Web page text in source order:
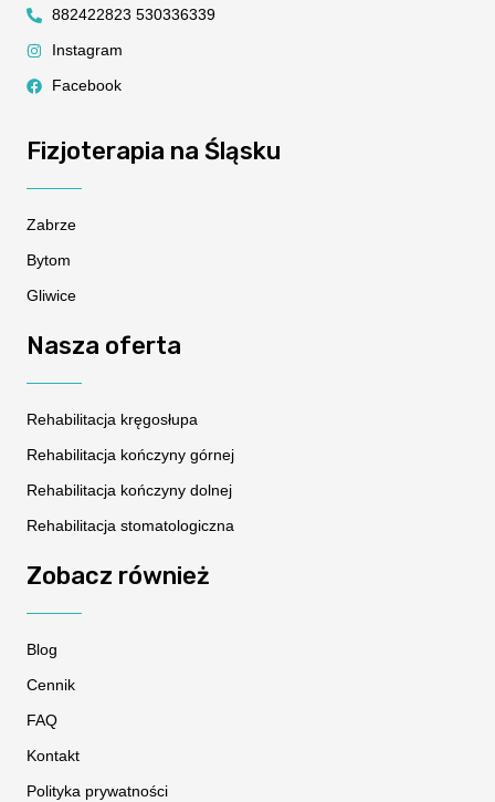
882422823 530336339
Instagram
Facebook
Fizjoterapia na Śląsku
Zabrze
Bytom
Gliwice
Nasza oferta
Rehabilitacja kręgosłupa
Rehabilitacja kończyny górnej
Rehabilitacja kończyny dolnej
Rehabilitacja stomatologiczna
Zobacz również
Blog
Cennik
FAQ
Kontakt
Polityka prywatności